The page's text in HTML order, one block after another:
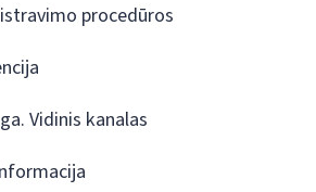
procedūros
Vidinis kanalas